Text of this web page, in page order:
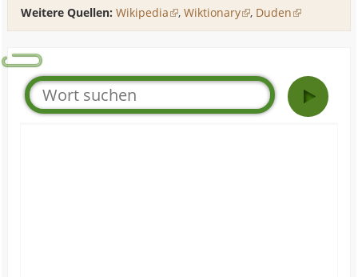
Weitere Quellen: Wikipedia ,Wiktionary , Duden